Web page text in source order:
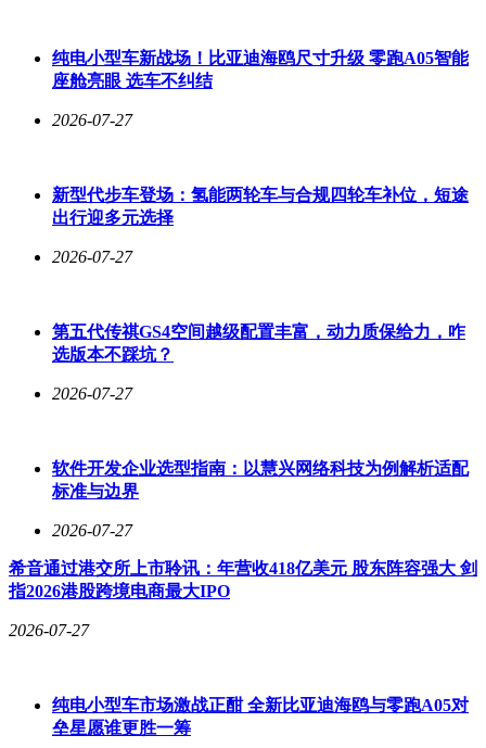
纯电小型车新战场！比亚迪海鸥尺寸升级 零跑A05智能
座舱亮眼 选车不纠结
2026-07-27
新型代步车登场：氢能两轮车与合规四轮车补位，短途
出行迎多元选择
2026-07-27
第五代传祺GS4空间越级配置丰富，动力质保给力，咋
选版本不踩坑？
2026-07-27
软件开发企业选型指南：以慧兴网络科技为例解析适配
标准与边界
2026-07-27
希音通过港交所上市聆讯：年营收418亿美元 股东阵容强大 剑
指2026港股跨境电商最大IPO
2026-07-27
纯电小型车市场激战正酣 全新比亚迪海鸥与零跑A05对
垒星愿谁更胜一筹